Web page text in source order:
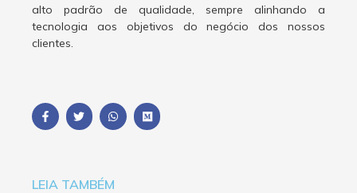
alto padrão de qualidade, sempre alinhando a
tecnologia aos objetivos do negócio dos nossos
clientes.
LEIA TAMBÉM